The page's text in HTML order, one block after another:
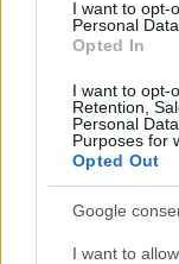
I want to opt-
Personal
Opted In
I want to opt-
Retention,
Personal
Purposes for
Opted Out
Google
I want to
többsége